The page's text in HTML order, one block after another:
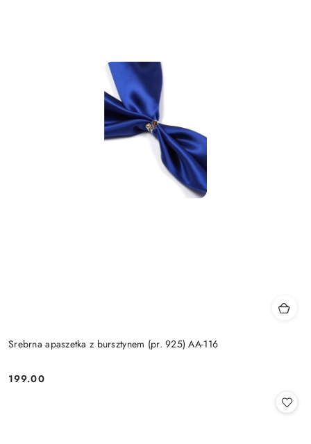
Srebrna apaszetka z bursztynem (pr. 925) AA-116
Cena:
199.00